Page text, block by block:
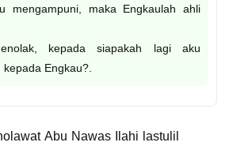
mengampuni, maka Engkaulah ahli
kepada siapakah lagi aku
Engkau?.
Abu Nawas Ilahi lastulil